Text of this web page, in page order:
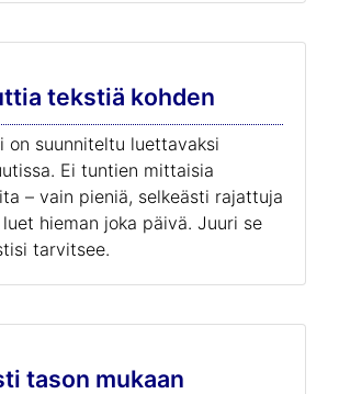
tekstiä kohden
on suunniteltu luettavaksi
Ei tuntien mittaisia
– vain pieniä, selkeästi rajattuja
hieman joka päivä. Juuri se
tarvitsee.
tason mukaan